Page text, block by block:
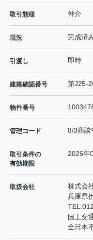
取引態様 仲介
現況 完成済
引渡し 即時
建築確認番号 第J25-
物件番号
管理コード 8/3商談
取引条件の
有効期限
2026年
取扱会社
株式会
兵庫県
TEL:
国土交
全日本